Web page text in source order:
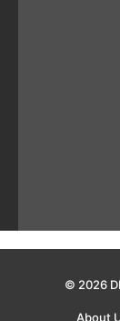
© 2026
About